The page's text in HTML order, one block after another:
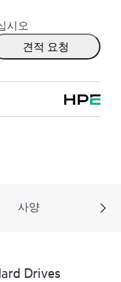
시오
견적 요청
사양
Drives